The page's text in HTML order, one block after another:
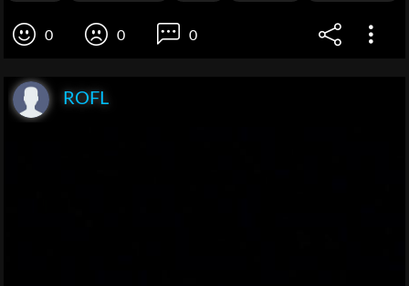
0 0 0
ROFL